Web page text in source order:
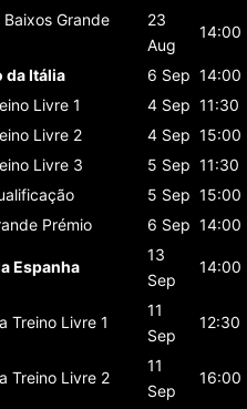
Baixos Grande
23
Aug
14:00
da Itália 6 Sep 14:00
Livre 1 4 Sep 11:30
Livre 2 4 Sep 15:00
Livre 3 5 Sep 11:30
5 Sep 15:00
Prémio 6 Sep 14:00
Espanha
13
Sep
14:00
Treino Livre 1
11
Sep
12:30
Treino Livre 2
11
Sep
16:00